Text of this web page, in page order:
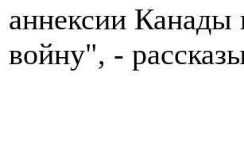
аннексии
войну", -